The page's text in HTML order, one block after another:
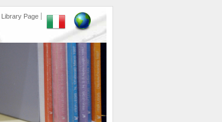
Library Page